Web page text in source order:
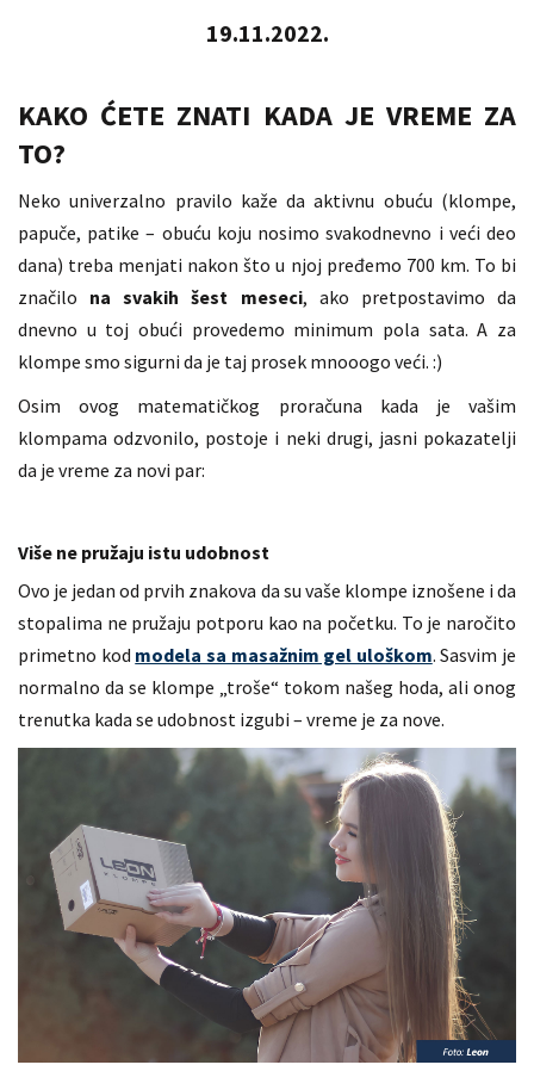
19.11.2022.
KAKO ĆETE ZNATI KADA JE VREME ZA
TO?
Neko univerzalno pravilo kaže da aktivnu obuću (klompe,
papuče, patike – obuću koju nosimo svakodnevno i veći deo
dana) treba menjati nakon što u njoj pređemo 700 km. To bi
značilo na svakih šest meseci, ako pretpostavimo da
dnevno u toj obući provedemo minimum pola sata. A za
klompe smo sigurni da je taj prosek mnooogo veći. :)
Osim ovog matematičkog proračuna kada je vašim
klompama odzvonilo, postoje i neki drugi, jasni pokazatelji
da je vreme za novi par:
Više ne pružaju istu udobnost
Ovo je jedan od prvih znakova da su vaše klompe iznošene i da
stopalima ne pružaju potporu kao na početku. To je naročito
primetno kod modela sa masažnim gel uloškom. Sasvim je
normalno da se klompe „troše“ tokom našeg hoda, ali onog
trenutka kada se udobnost izgubi – vreme je za nove.